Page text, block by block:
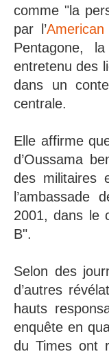
comme "la
par l’
Pentagone,
entretenu des
dans un
centrale.
Elle affirme
d’Oussama
des militaires
2001, dans le
B".
Selon des
d’autres
hauts
enquête en
du Times ont